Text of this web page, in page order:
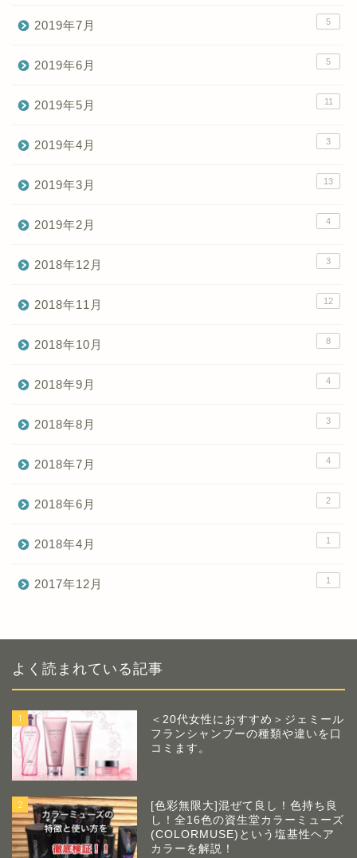
2019年7月 5
2019年6月 5
2019年5月 11
2019年4月 3
2019年3月 13
2019年2月 4
2018年12月 3
2018年11月 12
2018年10月 8
2018年9月 4
2018年8月 3
2018年7月 4
2018年6月 2
2018年4月 1
2017年12月 1
よく読まれている記事
1
＜20代女性におすすめ＞ジェミール
フランシャンプーの種類や違いを口
コミます。
2
[色彩無限大]混ぜて良し！色持ち良
し！全16色の資生堂カラーミューズ
(COLORMUSE)という塩基性ヘア
カラーを解説！